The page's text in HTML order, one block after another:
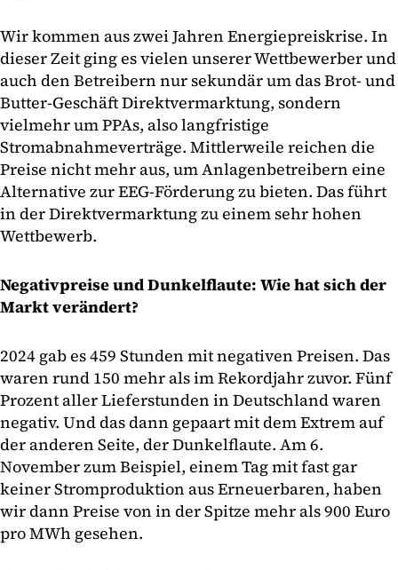
Wir kommen aus zwei Jahren Energiepreiskrise. In
dieser Zeit ging es vielen unserer Wettbewerber und
auch den Betreibern nur sekundär um das Brot- und
Butter-Geschäft Direktvermarktung, sondern
vielmehr um PPAs, also langfristige
Stromabnahmeverträge. Mittlerweile reichen die
Preise nicht mehr aus, um Anlagenbetreibern eine
Alternative zur EEG-Förderung zu bieten. Das führt
in der Direktvermarktung zu einem sehr hohen
Wettbewerb.
Negativpreise und Dunkelflaute: Wie hat sich der
Markt verändert?
2024 gab es 459 Stunden mit negativen Preisen. Das
waren rund 150 mehr als im Rekordjahr zuvor. Fünf
Prozent aller Lieferstunden in Deutschland waren
negativ. Und das dann gepaart mit dem Extrem auf
der anderen Seite, der Dunkelflaute. Am 6.
November zum Beispiel, einem Tag mit fast gar
keiner Stromproduktion aus Erneuerbaren, haben
wir dann Preise von in der Spitze mehr als 900 Euro
pro MWh gesehen.